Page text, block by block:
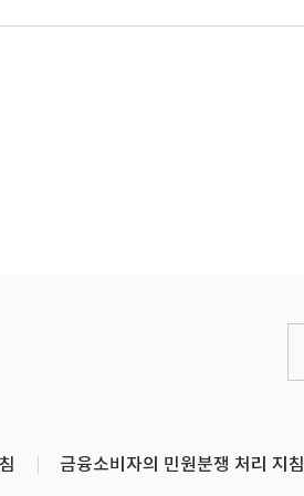
금융소비자의 민원분쟁 처리 지침